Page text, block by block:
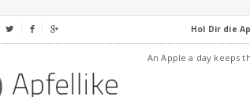
   Hol Dir die
An Apple a day keeps